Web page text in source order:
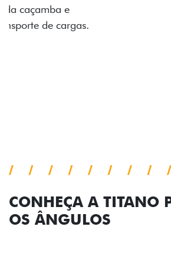
toneladas, alargadores de para-
oferecendo mais capacidade de
CONHEÇA A TITANO
OS ÂNGULOS